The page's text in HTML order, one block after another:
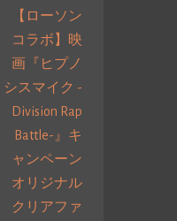
【ローソン
コラボ】映
画『ヒプノ
シスマイク -
Division Rap
Battle-』キ
ャンペーン
オリジナル
クリアファ